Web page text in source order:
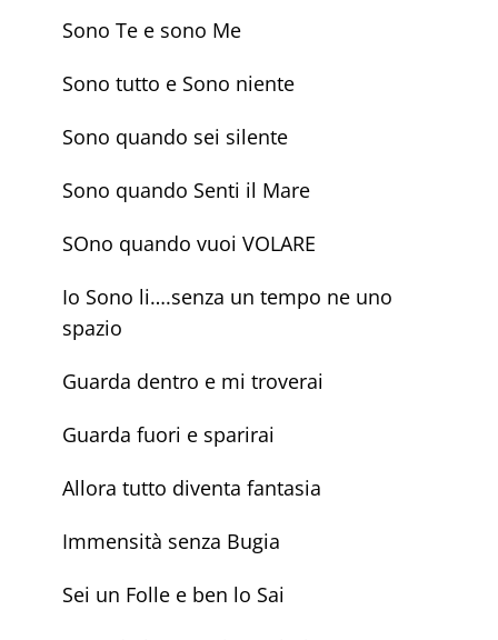
Sono Te e sono Me
Sono tutto e Sono niente
Sono quando sei silente
Sono quando Senti il Mare
SOno quando vuoi VOLARE
Io Sono li….senza un tempo ne uno
spazio
Guarda dentro e mi troverai
Guarda fuori e sparirai
Allora tutto diventa fantasia
Immensità senza Bugia
Sei un Folle e ben lo Sai